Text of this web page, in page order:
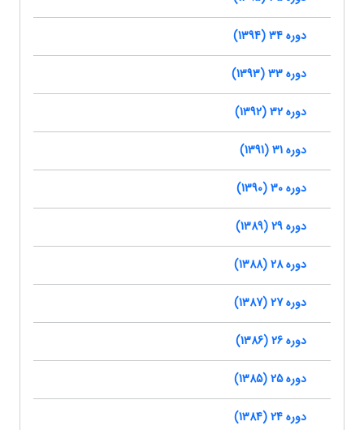
دوره 34 (1394)
دوره 33 (1393)
دوره 32 (1392)
دوره 31 (1391)
دوره 30 (1390)
دوره 29 (1389)
دوره 28 (1388)
دوره 27 (1387)
دوره 26 (1386)
دوره 25 (1385)
دوره 24 (1384)